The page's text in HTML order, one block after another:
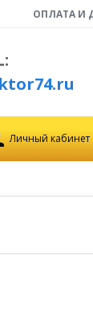
ОПЛАТА И
Личный кабинет